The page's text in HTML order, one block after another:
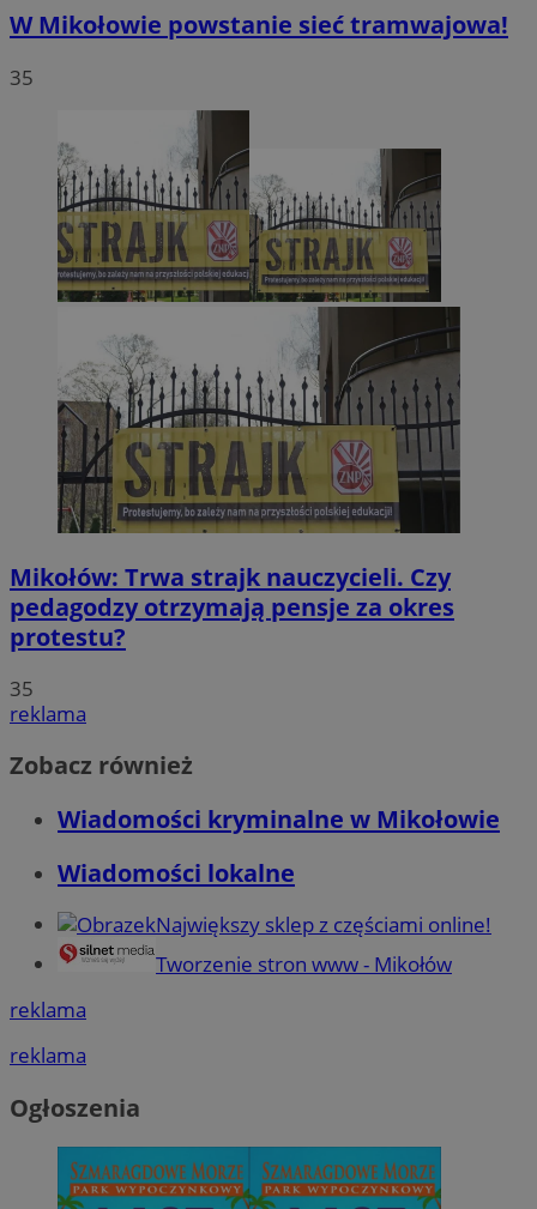
W Mikołowie powstanie sieć tramwajowa!
35
Mikołów: Trwa strajk nauczycieli. Czy
pedagodzy otrzymają pensje za okres
protestu?
35
reklama
Zobacz również
Wiadomości kryminalne w Mikołowie
Wiadomości lokalne
Największy sklep z częściami online!
Tworzenie stron www - Mikołów
reklama
reklama
Ogłoszenia